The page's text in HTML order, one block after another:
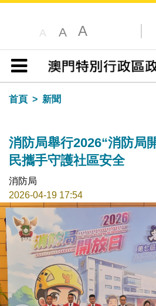
A A A
目錄
首頁
新聞
消防局舉行2026“消防局
民攜手守護社區安全
消防局
2026-04-19 17:54